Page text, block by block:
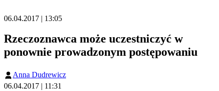
06.04.2017 | 13:05
Rzeczoznawca może uczestniczyć w
ponownie prowadzonym postępowaniu
Anna Dudrewicz
06.04.2017 | 11:31